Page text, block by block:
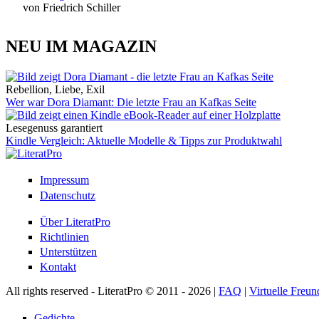
von Friedrich Schiller
NEU IM MAGAZIN
Rebellion, Liebe, Exil
Wer war Dora Diamant: Die letzte Frau an Kafkas Seite
Lesegenuss garantiert
Kindle Vergleich: Aktuelle Modelle & Tipps zur Produktwahl
Impressum
Datenschutz
Über LiteratPro
Richtlinien
Unterstützen
Kontakt
All rights reserved - LiteratPro © 2011 - 2026 | FAQ | Virtuelle